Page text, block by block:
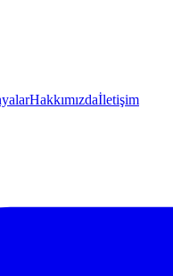
Hakkımızdaİletişim